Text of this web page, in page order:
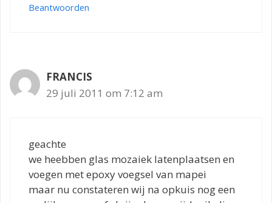
Beantwoorden
FRANCIS
29 juli 2011 om 7:12 am
geachte
we heebben glas mozaiek latenplaatsen en
voegen met epoxy voegsel van mapei
maar nu constateren wij na opkuis nog een